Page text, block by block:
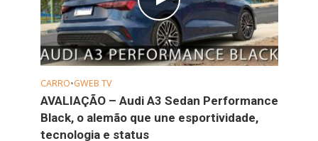
CARRO•GWEB TV
AVALIAÇÃO – Audi A3 Sedan Performance
Black, o alemão que une esportividade,
tecnologia e status